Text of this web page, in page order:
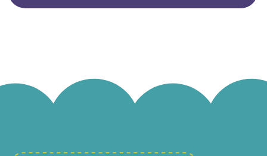
и находит друзей. Каждое утро